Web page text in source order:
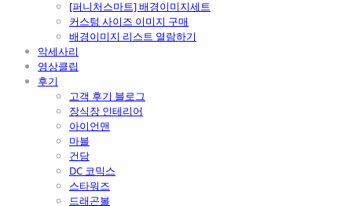
[퍼니처스마트] 배경이미지세트
커스텀 사이즈 이미지 구매
배경이미지 리스트 열람하기
악세사리
영상클립
후기
고객 후기 블로그
장식장 인테리어
아이언맨
마블
건담
DC 코믹스
스타워즈
드래곤볼